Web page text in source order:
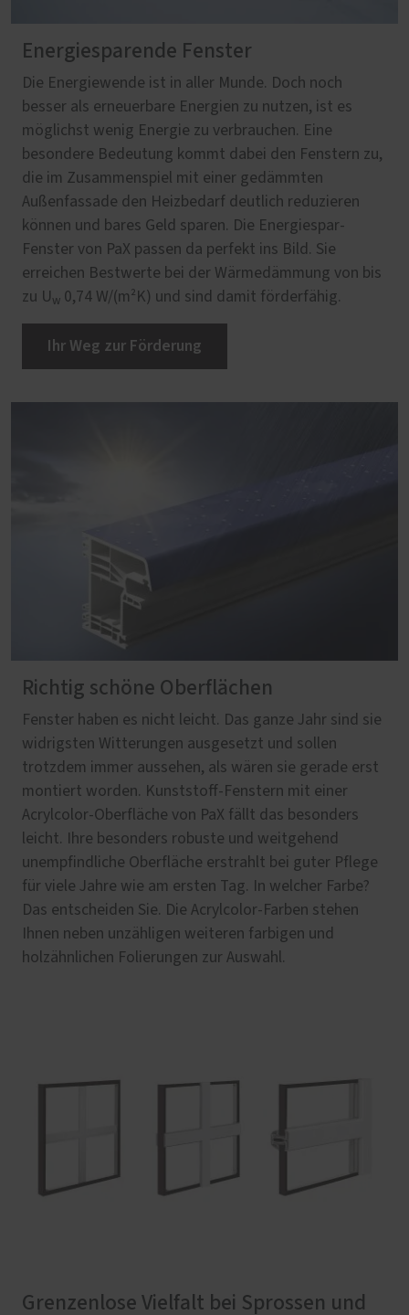
Energiesparende Fenster
Die Energiewende ist in aller Munde. Doch noch
besser als erneuerbare Energien zu nutzen, ist es
möglichst wenig Energie zu verbrauchen. Eine
besondere Bedeutung kommt dabei den Fenstern zu,
die im Zusammenspiel mit einer gedämmten
Außenfassade den Heizbedarf deutlich reduzieren
können und bares Geld sparen. Die Energiespar-
Fenster von PaX passen da perfekt ins Bild. Sie
erreichen Bestwerte bei der Wärmedämmung von bis
zu U w 0,74 W/(m²K) und sind damit förderfähig.
Ihr Weg zur Förderung
Richtig schöne Oberflächen
Fenster haben es nicht leicht. Das ganze Jahr sind sie
widrigsten Witterungen ausgesetzt und sollen
trotzdem immer aussehen, als wären sie gerade erst
montiert worden. Kunststoff-Fenstern mit einer
Acrylcolor-Oberfläche von PaX fällt das besonders
leicht. Ihre besonders robuste und weitgehend
unempfindliche Oberfläche erstrahlt bei guter Pflege
für viele Jahre wie am ersten Tag. In welcher Farbe?
Das entscheiden Sie. Die Acrylcolor-Farben stehen
Ihnen neben unzähligen weiteren farbigen und
holzähnlichen Folierungen zur Auswahl.
Grenzenlose Vielfalt bei Sprossen und